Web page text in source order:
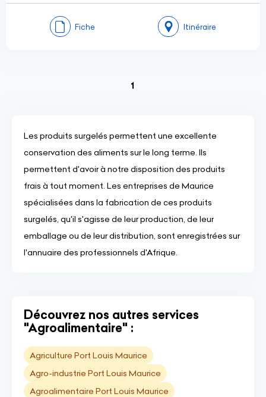
Fiche Itinéraire
1
Les produits surgelés permettent une excellente
conservation des aliments sur le long terme. Ils
permettent d'avoir à notre disposition des produits
frais à tout moment. Les entreprises de Maurice
spécialisées dans la fabrication de ces produits
surgelés, qu'il s'agisse de leur production, de leur
emballage ou de leur distribution, sont enregistrées sur
l'annuaire des professionnels d'Afrique.
Découvrez nos autres services
"Agroalimentaire" :
Agriculture Port Louis Maurice
Agro-industrie Port Louis Maurice
Agroalimentaire Port Louis Maurice